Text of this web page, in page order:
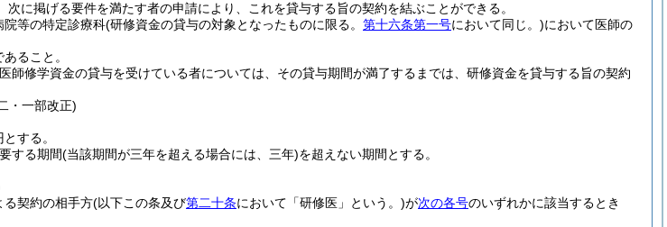
次に掲げる要件を満たす者の申請により、これを貸与する旨の契約を結ぶことができる。
院等の特定診療科(研修資金の貸与の対象となったものに限る。 第十六条第一号において同じ。)において医師の
ること。
師修学資金の貸与を受けている者については、その貸与期間が満了するまでは、研修資金を貸与する旨の契約
・一部改正)
する。
する期間(当該期間が三年を超える場合には、三年)を超えない期間とする。
る契約の相手方(以下この条及び第二十条において「研修医」という。)が次の各号のいずれかに該当するとき